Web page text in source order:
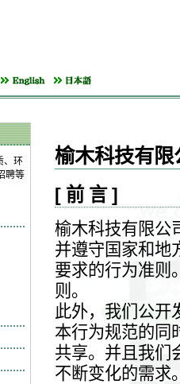
、环
聘等
榆木科技有
[ 前 言 ]
榆木科技有限公
并遵守国家和地
要求的行为准则
则。
此外，我们公开
本行为规范的同
共享。并且我们
不断变化的需求